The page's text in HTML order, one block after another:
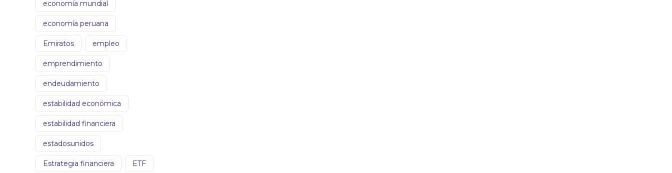
economía mundial
economía peruana
Emiratos empleo
emprendimiento
endeudamiento
estabilidad económica
estabilidad financiera
estadosunidos
Estrategia financiera ETF